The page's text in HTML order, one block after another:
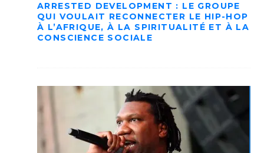
ARRESTED DEVELOPMENT : LE GROUPE
QUI VOULAIT RECONNECTER LE HIP-HOP
À L’AFRIQUE, À LA SPIRITUALITÉ ET À LA
CONSCIENCE SOCIALE